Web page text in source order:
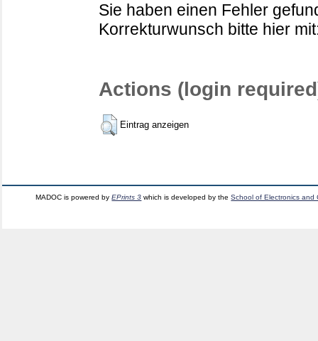
Sie haben einen Fehler
Korrekturwunsch bitte hier
Actions (login
Eintrag anzeigen
MADOC is powered byEPrints 3 which is developed by theSchool of Electronics and